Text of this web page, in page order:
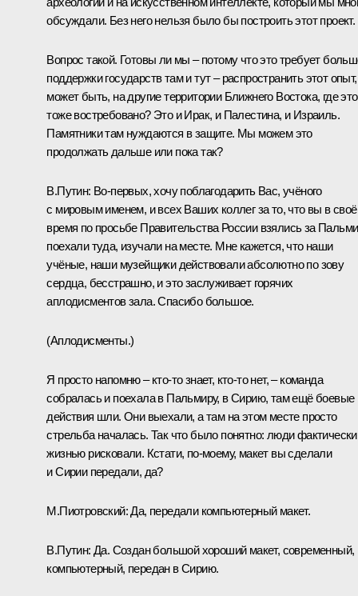
обсуждали. Без него нельзя было бы построить этот проект.
Вопрос такой. Готовы ли мы – потому что это требует
поддержки государств там и тут – распространить этот опыт,
может быть, на другие территории Ближнего Востока, где это
тоже востребовано? Это и Ирак, и Палестина, и Израиль.
Памятники там нуждаются в защите. Мы можем это
продолжать дальше или пока так?
В.Путин: Во-первых, хочу поблагодарить Вас, учёного
с мировым именем, и всех Ваших коллег за то, что вы в своё
время по просьбе Правительства России взялись за
поехали туда, изучали на месте. Мне кажется, что наши
учёные, наши музейщики действовали абсолютно по зову
сердца, бесстрашно, и это заслуживает горячих
аплодисментов зала. Спасибо большое.
(Аплодисменты.)
Я просто напомню – кто-то знает, кто-то нет, – команда
собралась и поехала в Пальмиру, в Сирию, там ещё боевые
действия шли. Они выехали, а там на этом месте просто
стрельба началась. Так что было понятно: люди фактически
жизнью рисковали. Кстати, по-моему, макет вы сделали
и Сирии передали, да?
М.Пиотровский:Да, передали компьютерный макет.
В.Путин: Да. Создан большой хороший макет, современный,
компьютерный, передан в Сирию.